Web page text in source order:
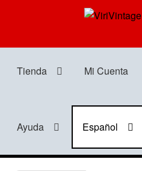
Ir
la
Ir
contenido
Tienda Mi Cuenta
Ayuda Español